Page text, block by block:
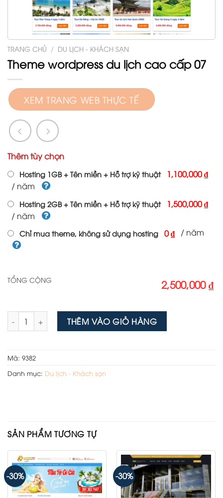
TRANG CHỦ / DU LỊCH - KHÁCH SẠN
Theme wordpress du lịch cao cấp 07
XEM TRANG WEB THỰC TẾ
Thêm tùy chọn
Hosting 1GB + Tên miền + Hỗ trợ kỹ thuật
1,100,000 ₫
/ năm
Hosting 2GB + Tên miền + Hỗ trợ kỹ thuật
1,500,000 ₫
/ năm
Chỉ mua theme, không sử dụng hosting 0 ₫ / năm
TỔNG CỘNG 2,500,000 ₫
Theme wordpress du lịch cao cấp 07 số lượng
THÊM VÀO GIỎ HÀNG
Mã: 9382
Danh mục: Du lịch - Khách sạn
SẢN PHẨM TƯƠNG TỰ
-30% -30%